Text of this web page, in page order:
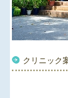
クリニック